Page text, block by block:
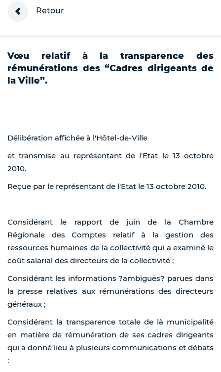
Retour
Vœu relatif à la transparence des
rémunérations des “Cadres dirigeants de
la Ville”.
Délibération affichée à l'Hôtel-de-Ville
et transmise au représentant de l'Etat le 13 octobre
2010.
Reçue par le représentant de l'Etat le 13 octobre 2010.
Considérant le rapport de juin de la Chambre
Régionale des Comptes relatif à la gestion des
ressources humaines de la collectivité qui a examiné le
coût salarial des directeurs de la collectivité ;
Considérant les informations ?ambiguës? parues dans
la presse relatives aux rémunérations des directeurs
généraux ;
Considérant la transparence totale de là municipalité
en matière de rémunération de ses cadres dirigeants
qui a donné lieu à plusieurs communications et débats
: